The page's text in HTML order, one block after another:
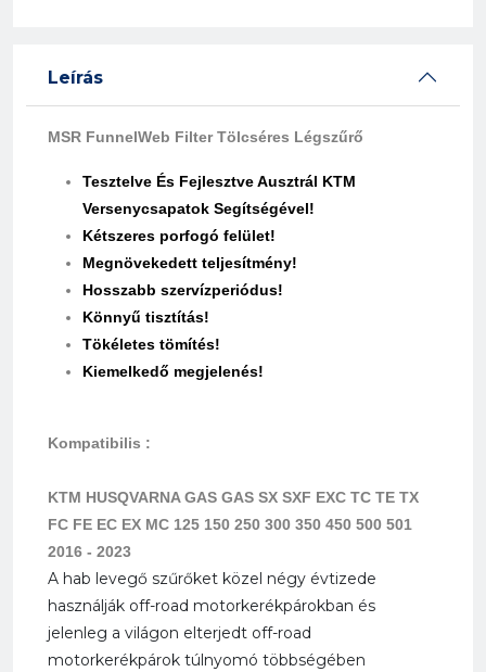
Leírás
MSR FunnelWeb Filter Tölcséres Légszűrő
Tesztelve És Fejlesztve Ausztrál KTM
Versenycsapatok Segítségével!
Kétszeres porfogó felület!
Megnövekedett teljesítmény!
Hosszabb szervízperiódus!
Könnyű tisztítás!
Tökéletes tömítés!
Kiemelkedő megjelenés!
Kompatibilis :
KTM HUSQVARNA GAS GAS SX SXF EXC TC TE TX
FC FE EC EX MC 125 150 250 300 350 450 500 501
2016 - 2023
A hab levegő szűrőket közel négy évtizede
használják off-road motorkerékpárokban és
jelenleg a világon elterjedt off-road
motorkerékpárok túlnyomó többségében